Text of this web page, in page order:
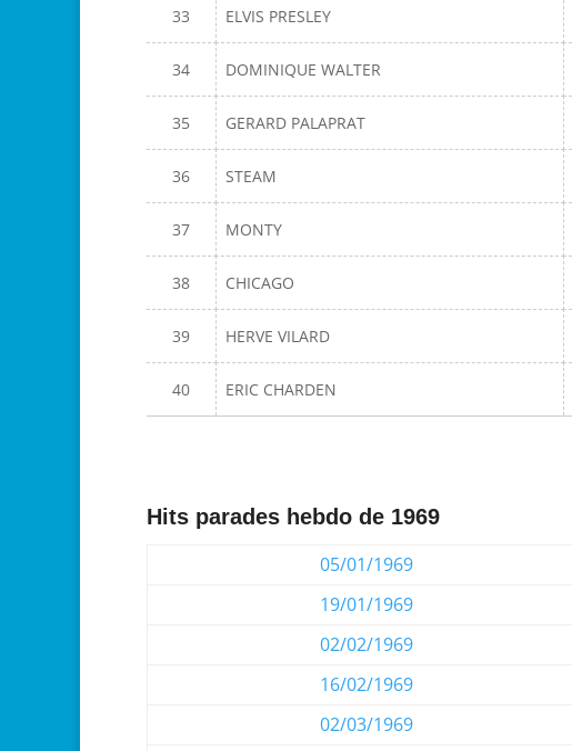
33 ELVIS PRESLEY
34 DOMINIQUE WALTER
35 GERARD PALAPRAT
36 STEAM
37 MONTY
38 CHICAGO
39 HERVE VILARD
40 ERIC CHARDEN
Hits parades hebdo de 1969
05/01/1969
19/01/1969
02/02/1969
16/02/1969
02/03/1969